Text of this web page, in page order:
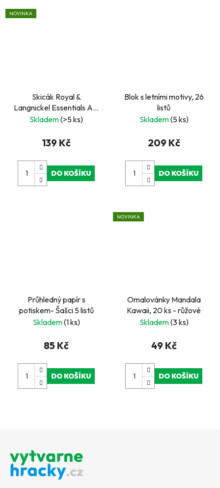
NOVINKA
Skicák Royal &
Langnickel Essentials A5,
černý, kroužkový, 80 listů
Skladem(>5 ks)
139 Kč
DO KOŠÍKU
Blok s letními motivy, 26
listů
Skladem(5 ks)
209 Kč
DO KOŠÍKU
Průhledný papír s
potiskem- Šašci 5 listů
Skladem(1 ks)
85 Kč
DO KOŠÍKU
NOVINKA
Omalovánky Mandala
Kawaii, 20 ks - růžové
Skladem(3 ks)
49 Kč
DO KOŠÍKU